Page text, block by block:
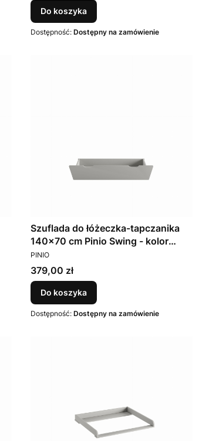
Do koszyka
Dostępność: Dostępny na zamówienie
Szuflada do łóżeczka-tapczanika
140x70 cm Pinio Swing - kolor
Szary
PRODUCENT
PINIO
Cena
379,00 zł
Do koszyka
Dostępność: Dostępny na zamówienie